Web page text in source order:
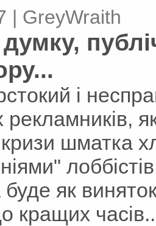
| GreyWraith
і
шматка
буде як
кращих